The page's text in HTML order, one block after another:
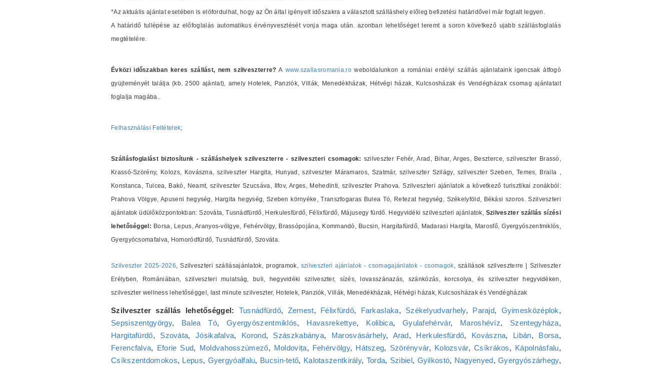
*Az aktuális ajánlat esetében is elöfordulhat, hogy az Ön által igényelt időszakra a választott szálláshely előleg befizetési határidővel már foglalt legyen.
A határidő tullépése az előfoglalás automatikus érvényvesztését vonja maga után. azonban lehetőséget teremt a soron következő ujabb szállásfoglalás
megtételére.
Évközi időszakban keres szállást, nem szilveszterre? A www.szallasromania.roweboldalunkon a romániai erdélyi szállás ajánlataink igencsak átfogó
gyüjteményét találja (kb. 2500 ajánlat), amely Hotelek, Panziók, Villák, Menedékházak, Hétvégi házak, Kulcsosházak és Vendégházak csomag ajánlatait
foglalja magába..
Felhasználási Feltételek;
Szállásfoglalást biztosítunk - szálláshelyek szilveszterre - szilveszteri csomagok: szilveszter Fehér, Arad, Bihar, Arges, Beszterce, szilveszter Brassó,
Krassó-Szörény, Kolozs, Kovászna, szilveszter Hargita, Hunyad, szilveszter Máramaros, Szatmár, szilveszter Szilágy, szilveszter Szeben, Temes, Braila ,
Konstanca, Tulcea, Bakó, Neamt, szilveszter Szucsáva, Ilfov, Arges, Mehedinti, szilveszter Prahova. Szilveszteri ajánlatok a következő turisztikai zonákból:
Prahova Völgye, Apuseni hegység, Hargita hegység, Szeben környéke, Transzfogaras Bulea Tó, Retezat hegység, Székelyföld, Békási szoros. Szilveszteri
ajánlatok üdülőközpontokban: Szováta, Tusnádfürdő, Herkulesfürdő, Félixfürdő, Májusegy fürdő. Hegyvidéki szilveszteri ajánlatok, Szilveszter szállás sízési
lehetőséggel: Borsa, Lepus, Aranyos-völgye, Fehérvölgy, Brassópojána, Kommandó, Bucsin, Hargitafürdő, Madarasi Hargita, Marosfő, Gyergyószentmiklós,
Gyergyócsomafalva, Homoródfürdő, Tusnádfürdő, Szováta.
Szilveszter 2025-2026, Szilveszteri szállásajánlatok, programok, szilveszteri ajánlatok - csomagajánlatok - csomagok, szállások szilveszterre | Szilveszter
Erélyben, Romániában, szilveszteri mulatság, buli, hegyvidéki szilveszter, sízés, lovasszánazás, szánkózás, korcsolya, és szilveszter hegyvidéken,
szilveszter wellness lehetőséggel, last minute szilveszter, Hotelek, Panziók, Villák, Menedékházak, Hétvégi házak, Kulcsosházak és Vendégházak
Szilveszter szállás lehetőséggel: Tusnádfürdő, Zernest, Félixfürdő, Farkaslaka, Székelyudvarhely, Parajd, Gyimesközéplok,
Sepsiszentgyörgy, Balea Tó, Gyergyószentmiklós, Havasrekettye, Kolibica, Gyulafehérvár, Maroshévíz, Szentegyháza,
Hargitafürdő, Szováta,Jósikafalva, Korond, Szászkabánya, Marosvásárhely, Arad, Herkulesfürdő, Kovászna, Libán, Borsa,
Ferencfalva, Eforie Sud, Moldvahosszúmező, Moldovița, Fehérvölgy, Hátszeg, Szörényvár, Kolozsvár,Csíkrákos, Kápolnásfalu,
Csíkszentdomokos, Lepus, Gyergyóalfalu, Bucsin-tető, Kalotaszentkirály, Torda, Szibiel, Gyilkostó, Nagyenyed,Gyergyószárhegy,